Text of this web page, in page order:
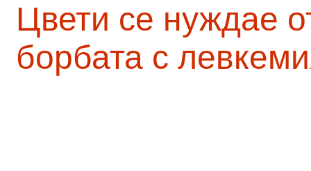
Цвети се нуждае
борбата с